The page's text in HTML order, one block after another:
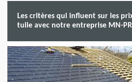
Les critères qui influent sur les
tuile avec notre entreprise MN-